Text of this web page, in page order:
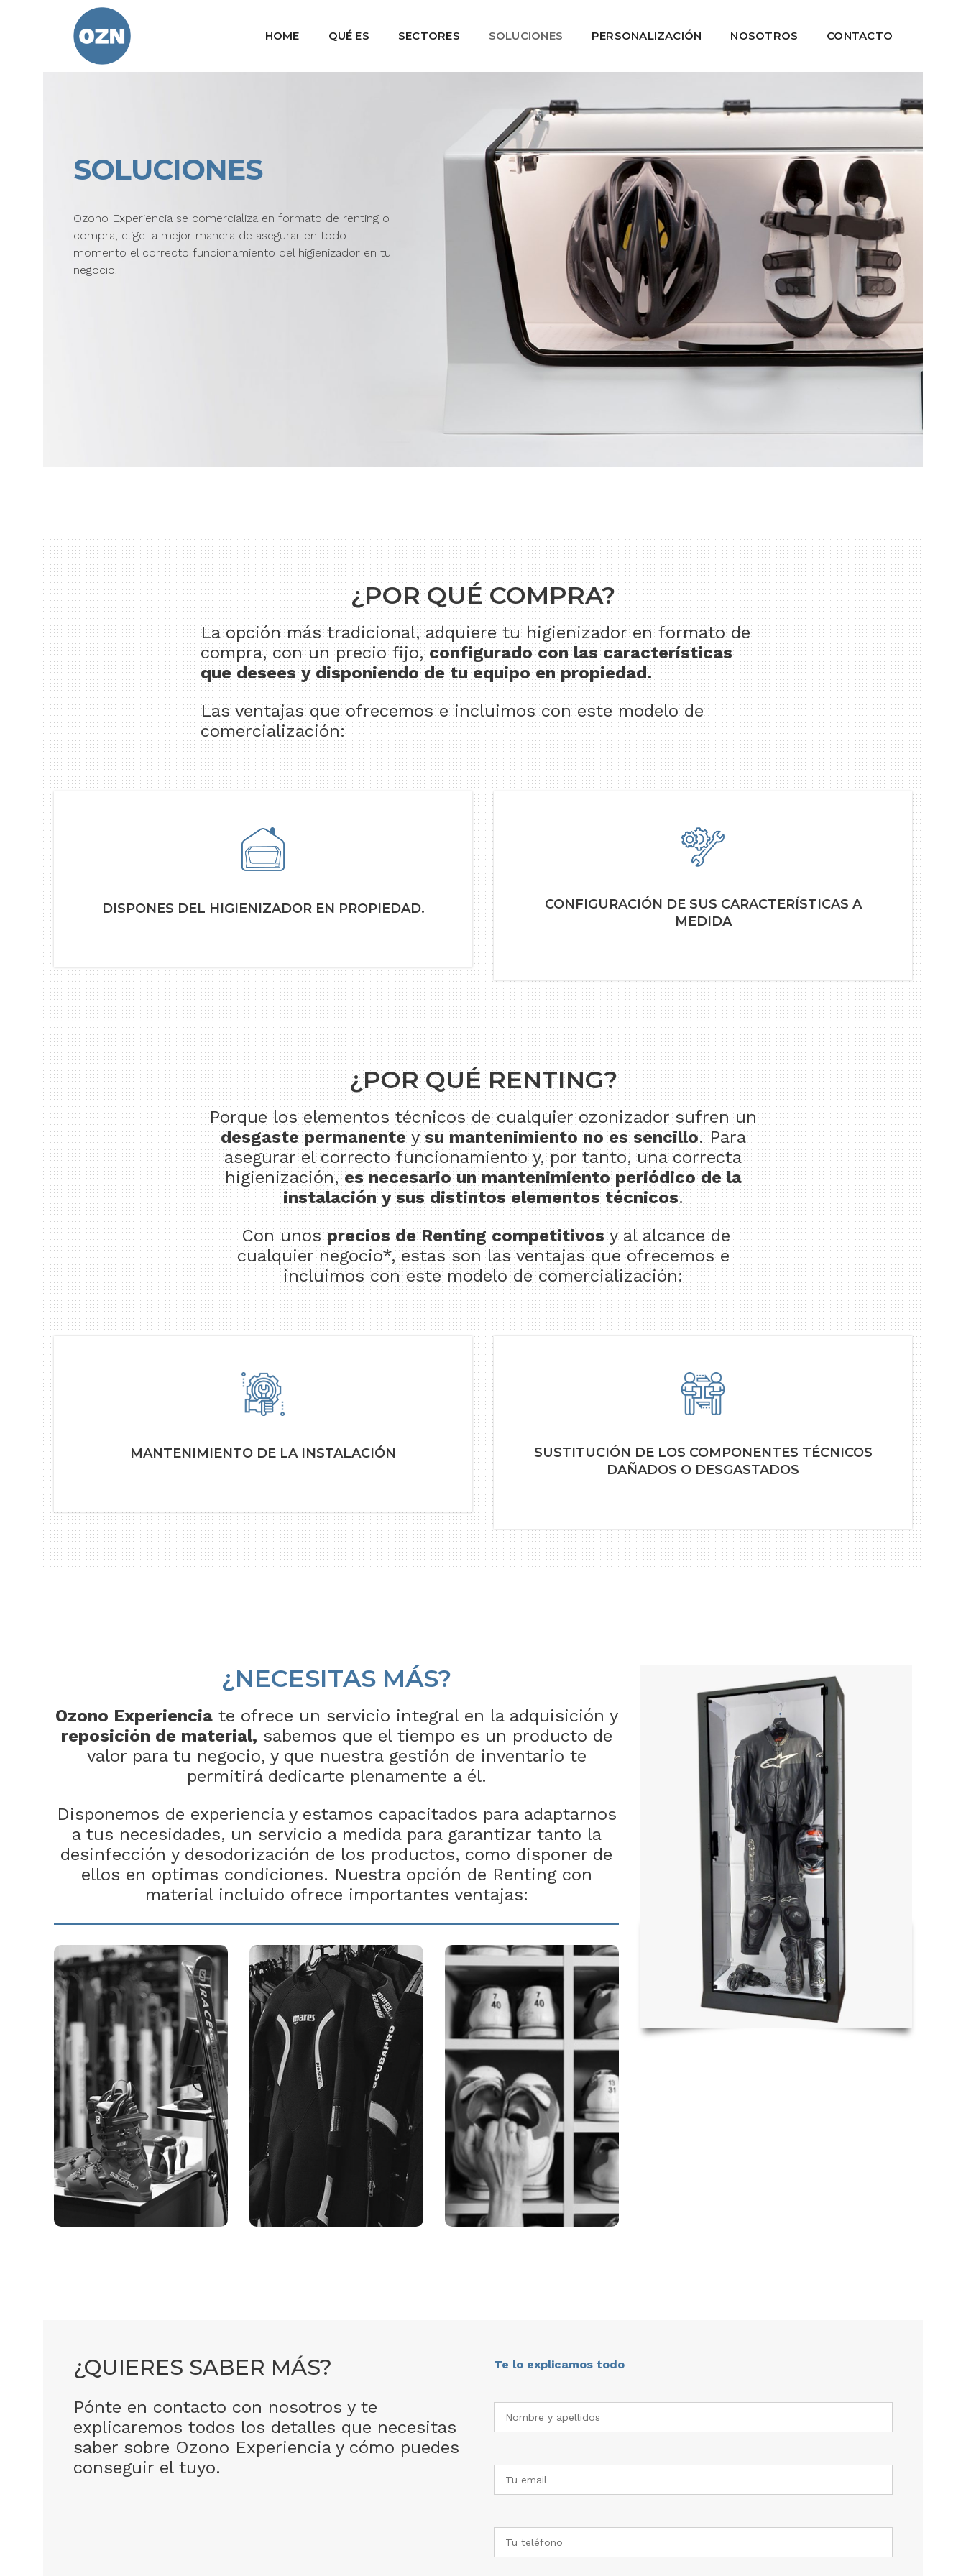
HOME QUÉ ES SECTORES SOLUCIONES PERSONALIZACIÓN NOSOTROS CONTACTO
SOLUCIONES
Ozono Experiencia se comercializa en formato de renting o
compra, elige la mejor manera de asegurar en todo
momento el correcto funcionamiento del higienizador en tu
negocio.
¿POR QUÉ COMPRA?
La opción más tradicional, adquiere tu higienizador en formato de
compra, con un precio fijo,configurado con las características
que desees y disponiendo de tu equipo en propiedad.
Las ventajas que ofrecemos e incluimos con este modelo de
comercialización:
DISPONES DEL HIGIENIZADOR EN PROPIEDAD.
CONFIGURACIÓN DE SUS CARACTERÍSTICAS A
MEDIDA
¿POR QUÉ RENTING?
Porque los elementos técnicos de cualquier ozonizador sufren un
desgaste permanenteysu mantenimiento no es sencillo. Para
asegurar el correcto funcionamiento y, por tanto, una correcta
higienización,es necesario un mantenimiento periódico de la
instalación y sus distintos elementos técnicos.
Con unosprecios de Renting competitivosy al alcance de
cualquier negocio*, estas son las ventajas que ofrecemos e
incluimos con este modelo de comercialización:
MANTENIMIENTO DE LA INSTALACIÓN
SUSTITUCIÓN DE LOS COMPONENTES TÉCNICOS
DAÑADOS O DESGASTADOS
¿NECESITAS MÁS?
Ozono Experienciate ofrece un servicio integral en la adquisición y
reposición de material, sabemos que el tiempo es un producto de
valor para tu negocio, y que nuestra gestión de inventario te
permitirá dedicarte plenamente a él.
Disponemos de experiencia y estamos capacitados para adaptarnos
a tus necesidades, un servicio a medida para garantizar tanto la
desinfección y desodorización de los productos, como disponer de
ellos en optimas condiciones. Nuestra opción de Renting con
material incluido ofrece importantes ventajas:
Equipamiento
Material deportivo, tanto
colectivo como individual,
nos ocupamos del stock,
gestión, reposición,
condiciones y
desinfección, cuidamos a
tu cliente como si fuese
nuestro.
Información
Alquiler
deportivo
Valoramos, estudiamos y
encontramos una
solución que permita
ofrecer un servicio
óptimo en las mejoras
necesarias, te
asesoramos y nos
adaptamos a tu empresa.
Información
Indumentaria
Nuestra opción permite
garantizar la higiene y
seguridad de nuestros
clientes y usuarios,
reduciendo costes, tu
negocio es el nuestro,
nos dedicamos y
ocupamos de él al 100%.
Información
¿QUIERES SABER MÁS?
Pónte en contacto con nosotros y te
explicaremos todos los detalles que necesitas
saber sobre Ozono Experiencia y cómo puedes
conseguir el tuyo.
Te lo explicamos todo